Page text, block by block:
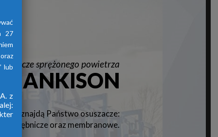
sprężonego powietrza
HANKISON
znajdą Państwo osuszacze:
ziębnicze oraz membranowe.
27
lub
z